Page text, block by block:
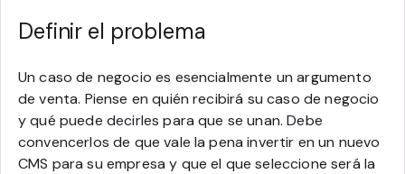
Definir el problema
Un caso de negocio es esencialmente un argumento
de venta. Piense en quién recibirá su caso de negocio
y qué puede decirles para que se unan. Debe
convencerlos de que vale la pena invertir en un nuevo
CMS para su empresa y que el que seleccione será la